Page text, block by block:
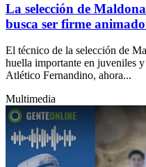
La selección de
busca ser firme
El técnico de la selección de
huella importante en juveniles
Atlético Fernandino, ahora...
Multimedia